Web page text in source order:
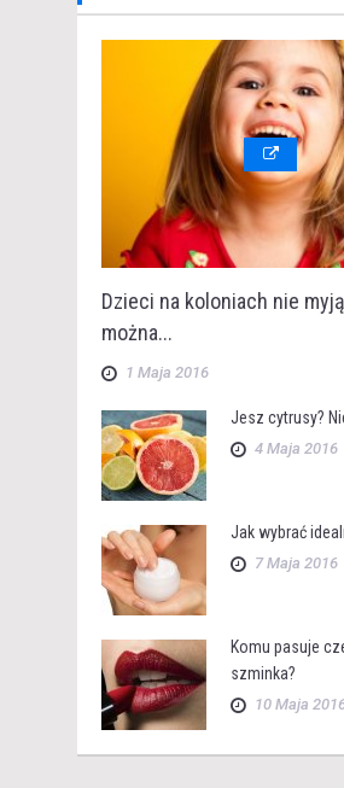
Dzieci na koloniach nie
można...
1 Maja 2016
Jesz cytrusy?
4 Maja 2016
Jak wybrać
7 Maja 2016
Komu pasuje
szminka?
10 Maja